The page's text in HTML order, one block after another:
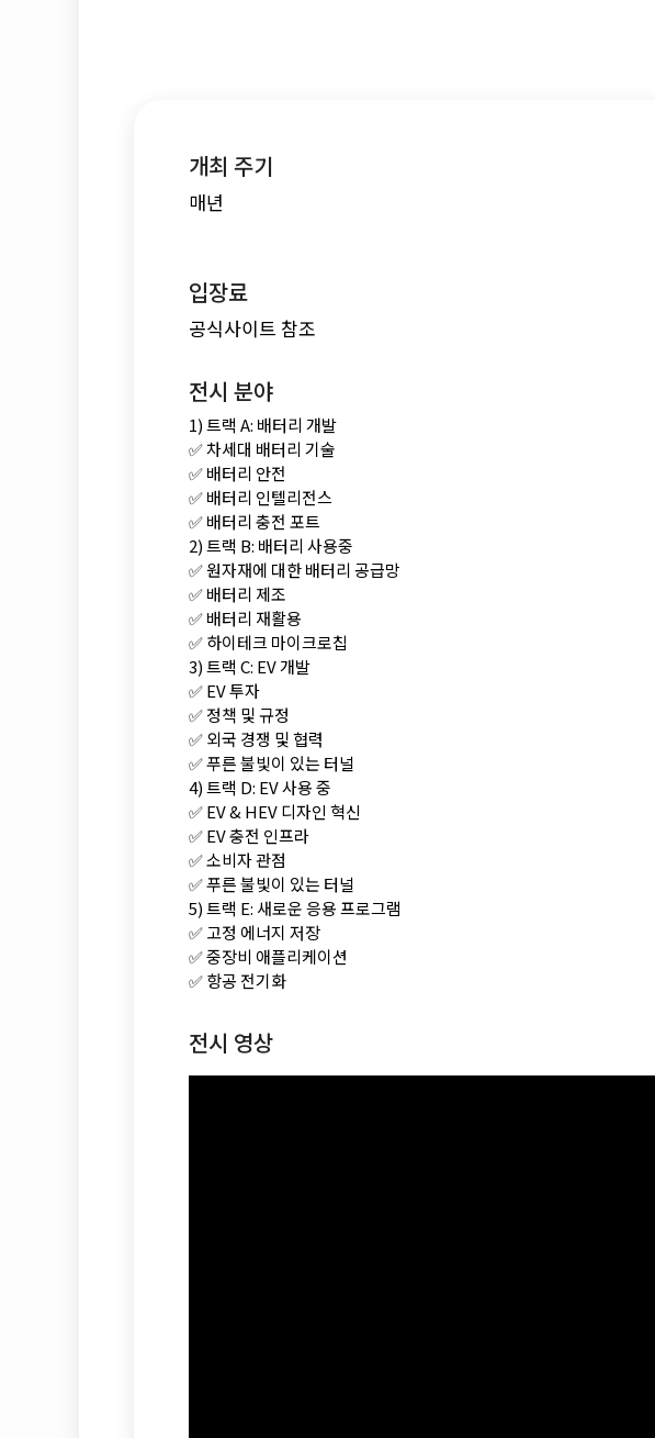
개최 주기
매년
입장료
공식사이트 참조
전시 분야
1) 트랙 A: 배터리 개발
✅ 차세대 배터리 기술
✅ 배터리 안전
✅ 배터리 인텔리전스
✅ 배터리 충전 포트
2) 트랙 B: 배터리 사용중
✅ 원자재에 대한 배터리 공급망
✅ 배터리 제조
✅ 배터리 재활용
✅ 하이테크 마이크로칩
3) 트랙 C: EV 개발
✅ EV 투자
✅ 정책 및 규정
✅ 외국 경쟁 및 협력
✅ 푸른 불빛이 있는 터널
4) 트랙 D: EV 사용 중
✅ EV & HEV 디자인 혁신
✅ EV 충전 인프라
✅ 소비자 관점
✅ 푸른 불빛이 있는 터널
5) 트랙 E: 새로운 응용 프로그램
✅ 고정 에너지 저장
✅ 중장비 애플리케이션
✅ 항공 전기화
전시 영상